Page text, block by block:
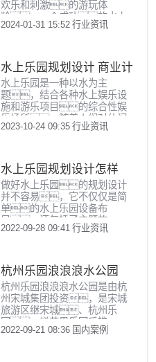
欢乐和刺激的游玩体
验。一个成功的水上
乐园规划设计，不仅需要
业价值和可持续发展。下
面，我们将从多个角度细
致探讨水上
2024-01-31 15:52 行业资讯
水上乐园规划设计 商业计
划书
水上乐园是一种以水为主
题，结合各种水上娱乐设
施和游乐项目的综合性娱
乐场所。随着人们对休闲
娱乐需求日益增加，水上
旨在规划设计一座现代
化、具有创新性和娱乐
性的水
2023-10-24 09:35 行业资讯
水上乐园规划设计怎样
做？
做好水上乐园的规划设计
并不容易，它不仅仅是简
单的水上乐园设备布
局，还包括了主题故
事的策划、总体业
制、总体艺术氛围（包括
标识系统、色彩、VI
等）设计、景观包装设
计，以
2022-09-28 09:41 行业资讯
杭州乐园浪浪浪水公园
杭州乐园浪浪浪水公园是由杭
州宋城集团投资，是宋城
旅游区继宋城、杭州乐
园、烂苹果乐园后推
出的第四大主题公
2022-09-21 08:36 国内案例